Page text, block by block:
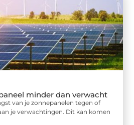
minder dan verwacht
van je zonnepanelen tegen of
je verwachtingen. Dit kan komen